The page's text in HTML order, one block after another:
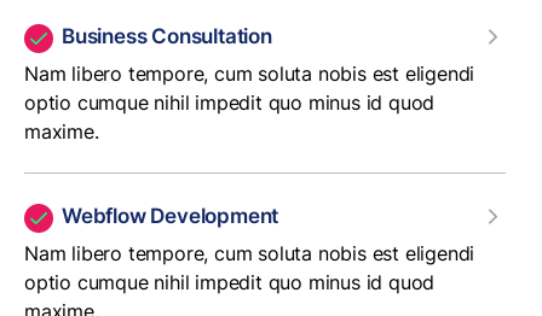
Business Consultation
Nam libero tempore, cum soluta nobis est eligendi
optio cumque nihil impedit quo minus id quod
maxime.
Webflow Development
Nam libero tempore, cum soluta nobis est eligendi
optio cumque nihil impedit quo minus id quod
maxime.